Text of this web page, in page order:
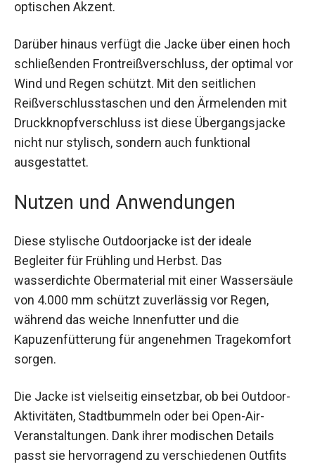
optischen Akzent.
Darüber hinaus verfügt die Jacke über einen hoch
schließenden Frontreißverschluss, der optimal
vor Wind und Regen schützt. Mit den seitlichen
Reißverschlusstaschen und den Ärmelenden mit
Druckknopfverschluss ist diese Übergangsjacke
nicht nur stylisch, sondern auch funktional
ausgestattet.
Nutzen und Anwendungen
Diese stylische Outdoorjacke ist der ideale
Begleiter für Frühling und Herbst. Das
wasserdichte Obermaterial mit einer
Wassersäule von 4.000 mm schützt zuverlässig
vor Regen, während das weiche Innenfutter und
die Kapuzenfütterung für angenehmen
Tragekomfort sorgen.
Die Jacke ist vielseitig einsetzbar, ob bei Outdoor-
Aktivitäten, Stadtbummeln oder bei Open-Air-
Veranstaltungen. Dank ihrer modischen Details
passt sie hervorragend zu verschiedenen Outfits